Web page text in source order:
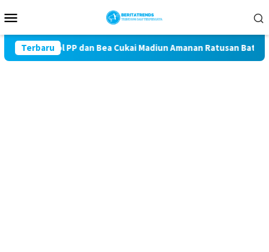
ke
Mobile
Terbaru
Satpol PP dan Bea Cukai Madiun Amanan Ratusan Batang